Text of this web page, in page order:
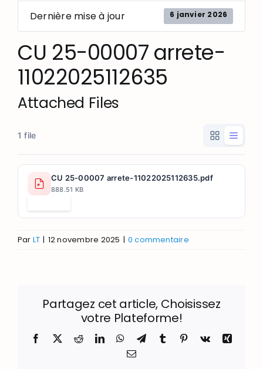
Dernière mise à jour 6 janvier 2026
CU 25-00007 arrete-
11022025112635
Attached Files
1 file
CU 25-00007 arrete-11022025112635.pdf
888.51 KB
Par LT | 12 novembre 2025 | 0 commentaire
Partagez cet article, Choisissez
votre Plateforme!
Facebook
X RedditLinkedInWhatsApp
TelegramTumblr Pinterest
Vk
Xing
Email